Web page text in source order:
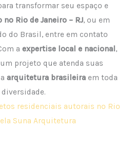
transformar seu espaço e
Rio de Janeiro – RJ, ou em
do Brasil, entre em contato
a expertise local e nacional,
projeto que atenda suas
arquitetura brasileira em toda
diversidade.
residenciais autorais no Rio
Suna Arquitetura